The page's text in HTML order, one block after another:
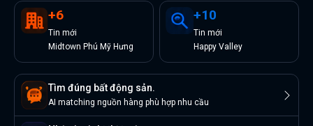
+6
Tin mới
Midtown Phú Mỹ Hưng
+10
Tin mới
Happy Valley
Tìm đúng bất động sản.
AI matching nguồn hàng phù hợp nhu cầu